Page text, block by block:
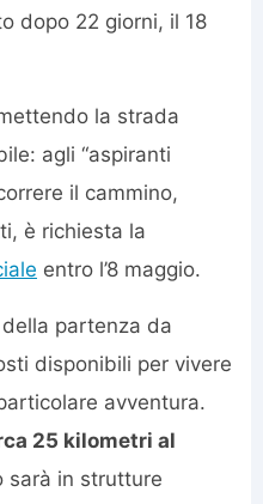
dopo 22 giorni, il 18
la strada
agli “aspiranti
il cammino,
è richiesta la
entro l’8 maggio.
partenza da
disponibili per vivere
avventura.
25 kilometri al
sarà in strutture